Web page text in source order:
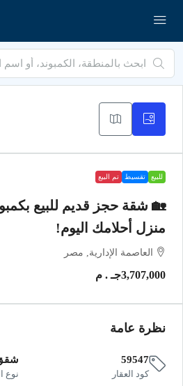
للبيع تقسيط تم البيع
🏡 شقة حجز قديم للبيع
منزل أحلامك اليوم!
العاصمة الإدارية, مصر
3,707,000جـ . م
نظرة عامة
59547
كود العقار نوع